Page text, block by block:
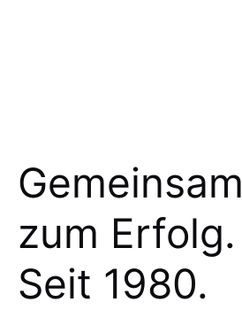
Gemeinsam
zum Erfolg.
Seit 1980.